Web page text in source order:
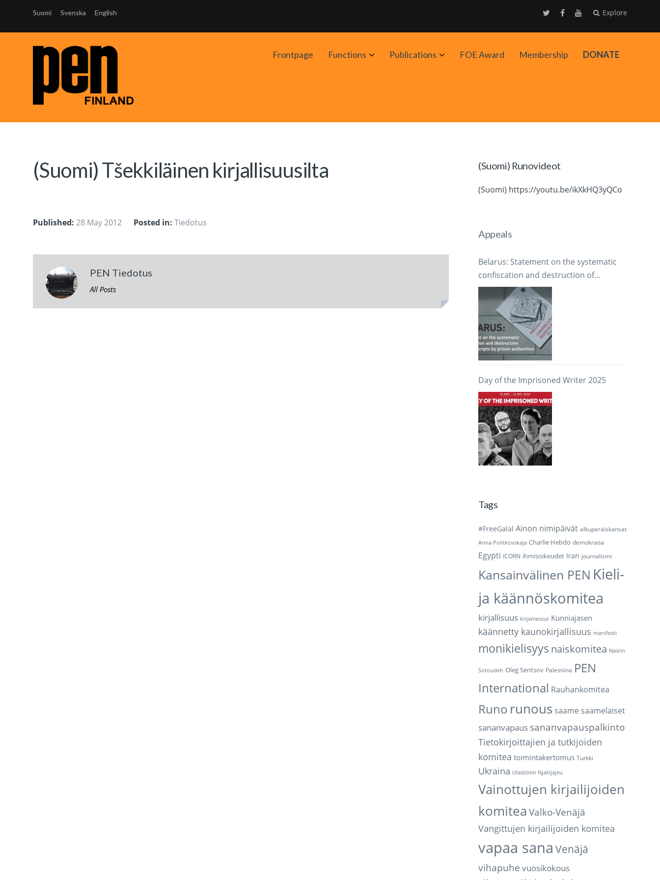
Suomi Svenska English Explore
Frontpage Functions AvaaPublications AvaaFOE Award Membership DONATE
(Suomi) Tšekkiläinen kirjallisuusilta
Published: 28 May 2012 Posted in: Tiedotus
PEN Tiedotus
All Posts
(Suomi) Runovideot
(Suomi) https://youtu.be/ikXkHQ3yQCo
Appeals
Belarus: Statement on the systematic
confiscation and destruction of
manuscripts by prison authorities
Day of the Imprisoned Writer 2025
Tags
#FreeGalal Ainon nimipäivät alkuperäiskansat
Anna Politkovskaja Charlie Hebdo demokratia
Egypti ICORN ihmisoikeudet Iran journalismi
Kansainvälinen PEN Kieli-
ja käännöskomitea
kirjallisuus kirjamessut Kunniajäsen
käännetty kaunokirjallisuus manifesti
monikielisyys naiskomitea Nasrin
Sotoudeh Oleg Sentsov Palestiina PEN
International Rauhankomitea
Runo runous saame saamelaiset
sananvapaus sananvapauspalkinto
Tietokirjoittajien ja tutkijoiden
komitea toimintakertomus Turkki
Ukraina Uladzimir Njakljajeu
Vainottujen kirjailijoiden
komitea Valko-Venäjä
Vangittujen kirjailijoiden komitea
vapaa sana Venäjä
vihapuhe vuosikokous